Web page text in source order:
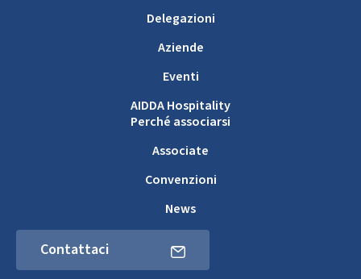
Delegazioni
Aziende
Eventi
AIDDA Hospitality
Perché associarsi
Associate
Convenzioni
News
Contattaci